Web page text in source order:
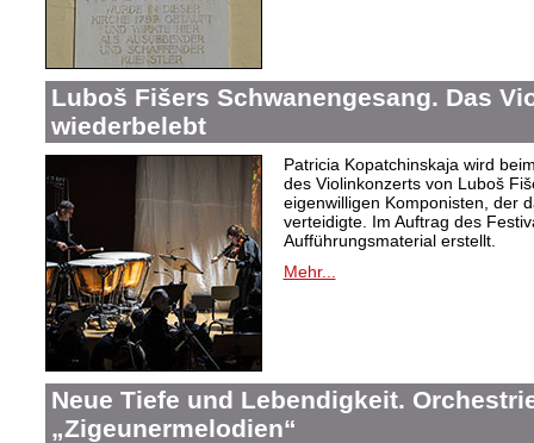
Luboš Fišers Schwanengesang. Das
wiederbelebt
Patricia Kopatchinskaja wird
des Violinkonzerts von Luboš
eigenwilligen Komponisten, der
verteidigte. Im Auftrag des
Aufführungsmaterial erstellt.
Mehr...
Neue Tiefe und Lebendigkeit.
„Zigeunermelodien“